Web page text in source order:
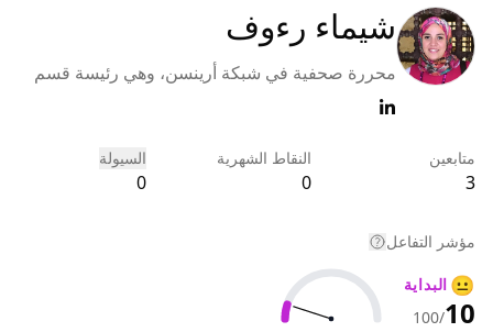
شيماء رءوف
محررة صحفية في شبكة أرينسن، وهي رئيسة قسم
التحرير لقسم اللغة العربية. قبل انضمامها إلى شبكة
بالإضافة إلى مساهمتها بأكثر من +1000 مقال عن ا
متابعين
3
النقاط الشهرية
0
السيولة
0
مؤشر التفاعل
😐 البداية
10
/100